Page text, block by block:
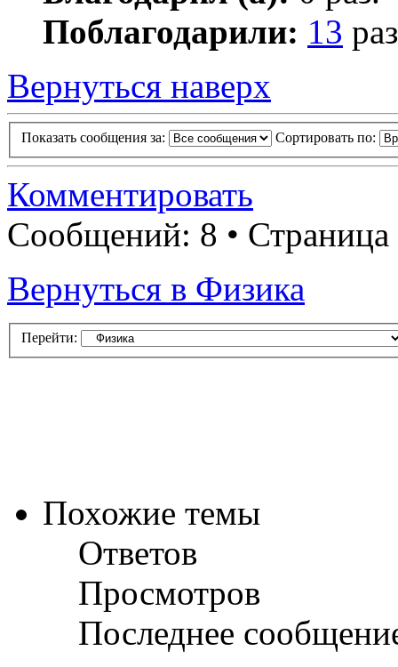
Поблагодарили: 13
Вернуться наверх
Показать сообщения за: Сортировать по:
Комментировать
Сообщений: 8 • Страница
Вернуться в Физика
Перейти:
Похожие темы
Ответов
Просмотров
Последнее